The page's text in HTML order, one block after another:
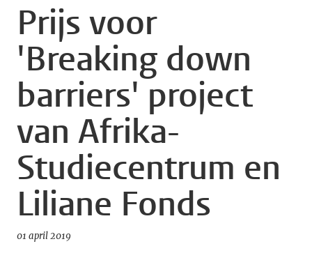
Prijs voor
'Breaking down
barriers' project
van Afrika-
Studiecentrum en
Liliane Fonds
01 april 2019